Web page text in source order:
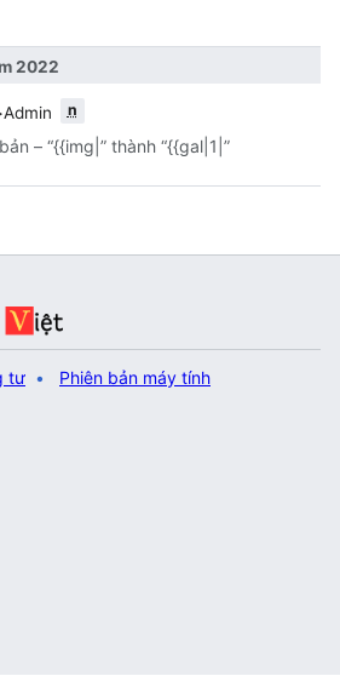
2022
n
– “{{img|” thành “{{gal|1|”
tư Phiên bản máy tính